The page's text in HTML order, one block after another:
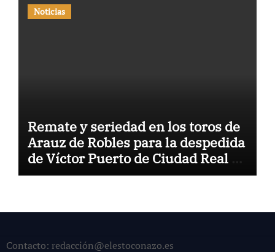
Noticias
Remate y seriedad en los toros de
Arauz de Robles para la despedida
de Víctor Puerto de Ciudad Real y
el gran momento de Luque y
Contacto: redacción@elestoconazo.es